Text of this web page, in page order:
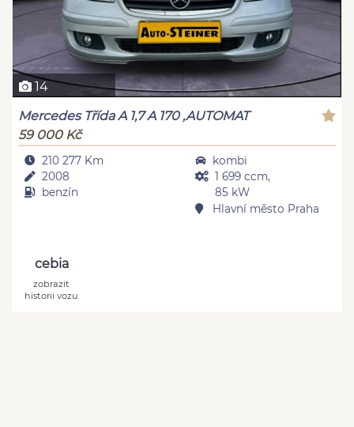
14
Mercedes Třída A 1,7 A 170 ,AUTOMAT
59 000 Kč
210 277 Km
2008
benzín
kombi
1 699 ccm,
85 kW
Hlavní město Praha
cebia
zobrazit
historii vozu